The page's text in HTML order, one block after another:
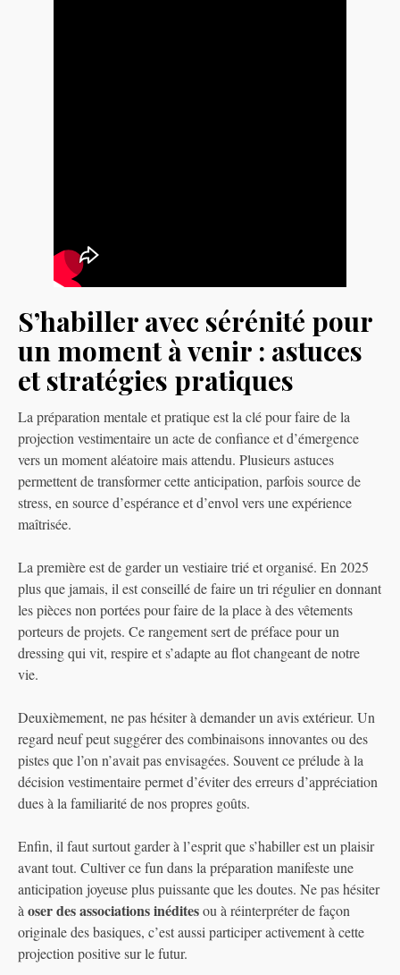
S’habiller avec sérénité pour
un moment à venir : astuces
et stratégies pratiques
La préparation mentale et pratique est la clé pour faire de la
projection vestimentaire un acte de confiance et d’émergence
vers un moment aléatoire mais attendu. Plusieurs astuces
permettent de transformer cette anticipation, parfois source de
stress, en source d’espérance et d’envol vers une expérience
maîtrisée.
La première est de garder un vestiaire trié et organisé. En 2025
plus que jamais, il est conseillé de faire un tri régulier en donnant
les pièces non portées pour faire de la place à des vêtements
porteurs de projets. Ce rangement sert de préface pour un
dressing qui vit, respire et s’adapte au flot changeant de notre
vie.
Deuxièmement, ne pas hésiter à demander un avis extérieur. Un
regard neuf peut suggérer des combinaisons innovantes ou des
pistes que l’on n’avait pas envisagées. Souvent ce prélude à la
décision vestimentaire permet d’éviter des erreurs d’appréciation
dues à la familiarité de nos propres goûts.
Enfin, il faut surtout garder à l’esprit que s’habiller est un plaisir
avant tout. Cultiver ce fun dans la préparation manifeste une
anticipation joyeuse plus puissante que les doutes. Ne pas hésiter
à oser des associations inéditesou à réinterpréter de façon
originale des basiques, c’est aussi participer activement à cette
projection positive sur le futur.